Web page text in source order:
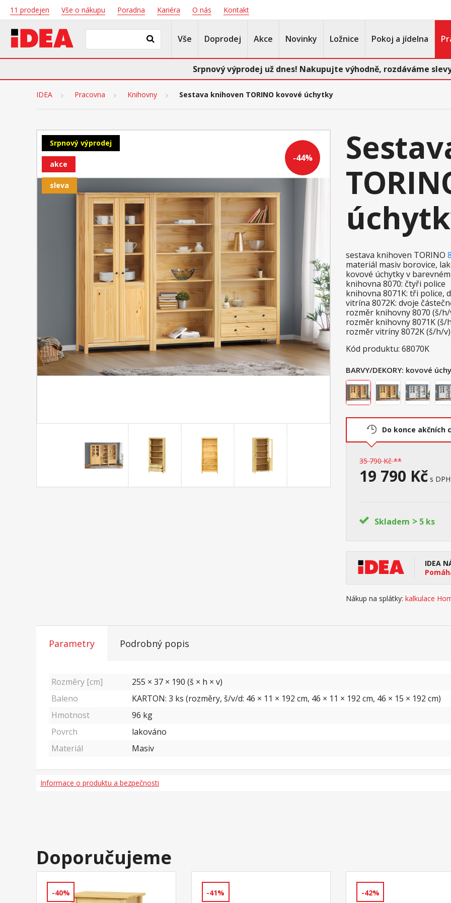
11 prodejen Vše o nákupu Poradna Kariéra O nás Kontakt
Vše Doprodej Akce Novinky Ložnice Pokoj a jídelna
Srpnový výprodej už dnes! Nakupujte výhodně, rozdáváme
IDEA Pracovna Knihovny Sestava knihoven TORINO kovové úchytky
-44%
Srpnový výprodej
akce
sleva
sestava knihoven TORINO
materiál masiv borovice,
kovové úchytky v
knihovna 8070: čtyři police
knihovna 8071K: tři police,
vitrína 8072K: dvoje
rozměr knihovny 8070 (š/
rozměr knihovny 8071K (š/
rozměr vitríny 8072K (š/h/v)
Kód produktu: 68070K
BARVY/DEKORY: kovové
Do konce akčních
35 790 Kč **
19 790 Kč s DPH
Skladem > 5 ks
IDEA
Nákup na splátky: kalkulace
Parametry Podrobný popis
Rozměry [cm]
255 × 37 × 190 (š × h × v)
Baleno
KARTON: 3 ks (rozměry, š/v/d: 46 × 11 × 192 cm, 46 × 11 × 192 cm, 46 × 15 × 192 cm)
Hmotnost
96 kg
Povrch
lakováno
Materiál
Masiv
Informace o produktu a bezpečnosti
Doporučujeme
-40% -41% -42%